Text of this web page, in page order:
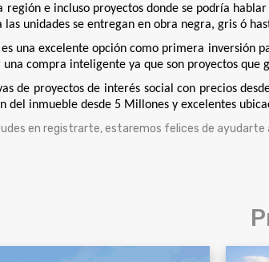
región e incluso proyectos donde se podría
las unidades se entregan en obra negra, gris ó
una excelente opción como primera inversión
una compra inteligente ya que son proyectos
de proyectos de interés social con precios
del inmueble desde 5 Millones y excelentes
en registrarte, estaremos felices de